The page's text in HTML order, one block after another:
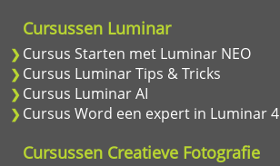
Cursussen Luminar
Cursus Starten met Luminar NEO
Cursus Luminar Tips & Tricks
Cursus Luminar AI
Cursus Word een expert in Luminar 4
Cursussen Creatieve Fotografie